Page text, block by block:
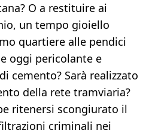
O a restituire ai
un tempo gioiello
quartiere alle pendici
oggi pericolante e
cemento? Sarà realizzato
della rete tramviaria?
ritenersi scongiurato il
criminali nei